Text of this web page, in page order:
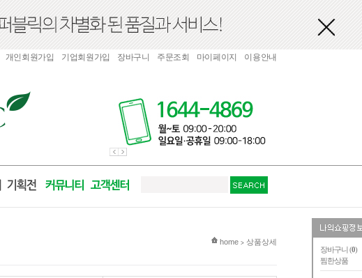
장바구니 (0)
찜한상품
개인회원가입 기업회원가입 장바구니 주문조회 마이페이지 이용안내
현재 위치
home > 상품상세